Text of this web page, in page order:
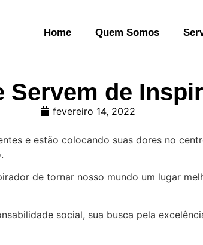
Home Quem Somos
Servem de
fevereiro 14, 2022
e estão colocando suas dores no
de tornar nosso mundo um lugar
social, sua busca pela